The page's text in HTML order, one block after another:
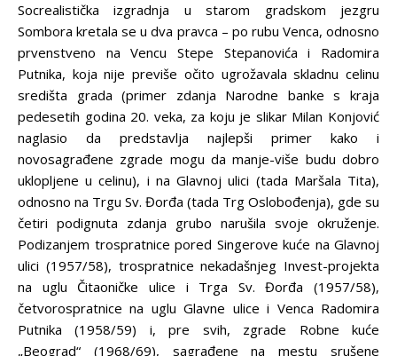
Socrealistička izgradnja u starom gradskom jezgru
Sombora kretala se u dva pravca – po rubu Venca, odnosno
prvenstveno na Vencu Stepe Stepanovića i Radomira
Putnika, koja nije previše očito ugrožavala skladnu celinu
središta grada (primer zdanja Narodne banke s kraja
pedesetih godina 20. veka, za koju je slikar Milan Konjović
naglasio da predstavlja najlepši primer kako i
novosagrađene zgrade mogu da manje-više budu dobro
uklopljene u celinu), i na Glavnoj ulici (tada Maršala Tita),
odnosno na Trgu Sv. Đorđa (tada Trg Oslobođenja), gde su
četiri podignuta zdanja grubo narušila svoje okruženje.
Podizanjem trospratnice pored Singerove kuće na Glavnoj
ulici (1957/58), trospratnice nekadašnjeg Invest-projekta
na uglu Čitaoničke ulice i Trga Sv. Đorđa (1957/58),
četvorospratnice na uglu Glavne ulice i Venca Radomira
Putnika (1958/59) i, pre svih, zgrade Robne kuće
„Beograd“ (1968/69), sagrađene na mestu srušene